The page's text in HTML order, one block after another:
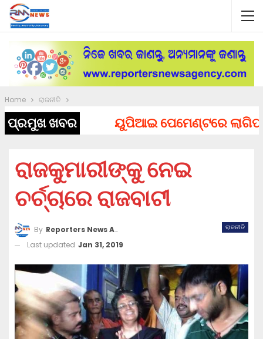
Home ରାଜନୀତି
ପ୍ରମୁଖ ଖବର ୟୁପିଆଇ ପେମେଣ୍ଟରେ ଲାଗିପାରେ
ରାଜକୁମାରୀଙ୍କୁ ନେଇ
ଚର୍ଚ୍ଚାରେ ରାଜବାଟୀ
ରାଜନୀତି
By Reporters News Agency
Last updated Jan 31, 2019